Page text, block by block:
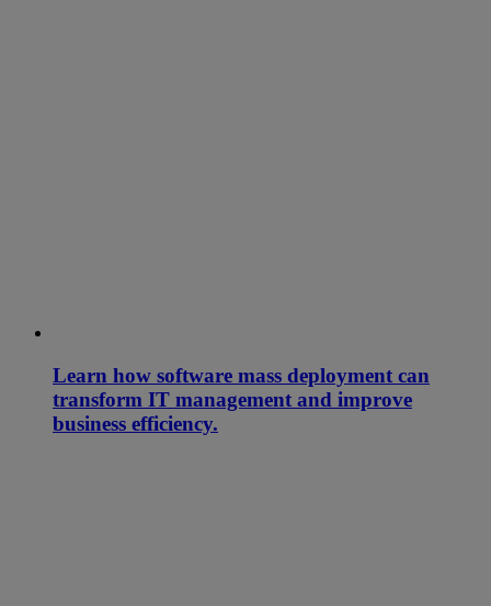
Learn how software mass deployment can
transform IT management and improve
business efficiency.